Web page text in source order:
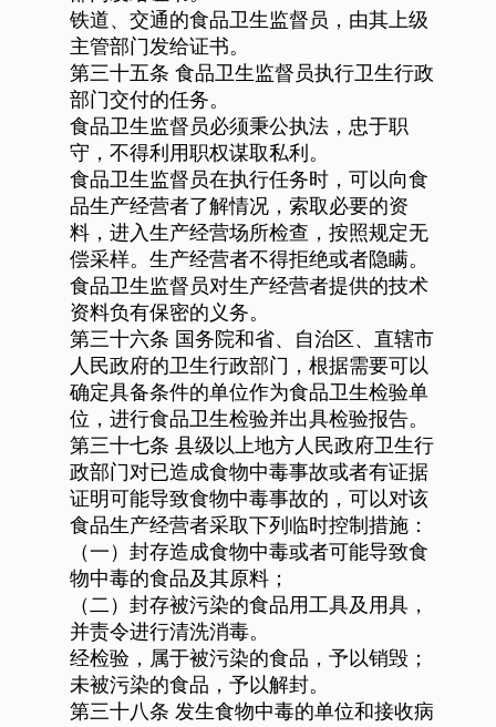
铁道、交通的食品卫生监督员，由其上级
主管部门发给证书。
第三十五条 食品卫生监督员执行卫生行政
部门交付的任务。
食品卫生监督员必须秉公执法，忠于职
守，不得利用职权谋取私利。
食品卫生监督员在执行任务时，可以向食
品生产经营者了解情况，索取必要的资
料，进入生产经营场所检查，按照规定无
偿采样。生产经营者不得拒绝或者隐瞒。
食品卫生监督员对生产经营者提供的技术
资料负有保密的义务。
第三十六条 国务院和省、自治区、直辖市
人民政府的卫生行政部门，根据需要可以
确定具备条件的单位作为食品卫生检验单
位，进行食品卫生检验并出具检验报告。
第三十七条 县级以上地方人民政府卫生行
政部门对已造成食物中毒事故或者有证据
证明可能导致食物中毒事故的，可以对该
食品生产经营者采取下列临时控制措施：
（一）封存造成食物中毒或者可能导致食
物中毒的食品及其原料；
（二）封存被污染的食品用工具及用具，
并责令进行清洗消毒。
经检验，属于被污染的食品，予以销毁；
未被污染的食品，予以解封。
第三十八条 发生食物中毒的单位和接收病